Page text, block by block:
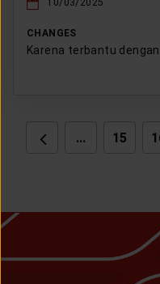
10/03/2025
CHANGES
Karena terbantu
... 15